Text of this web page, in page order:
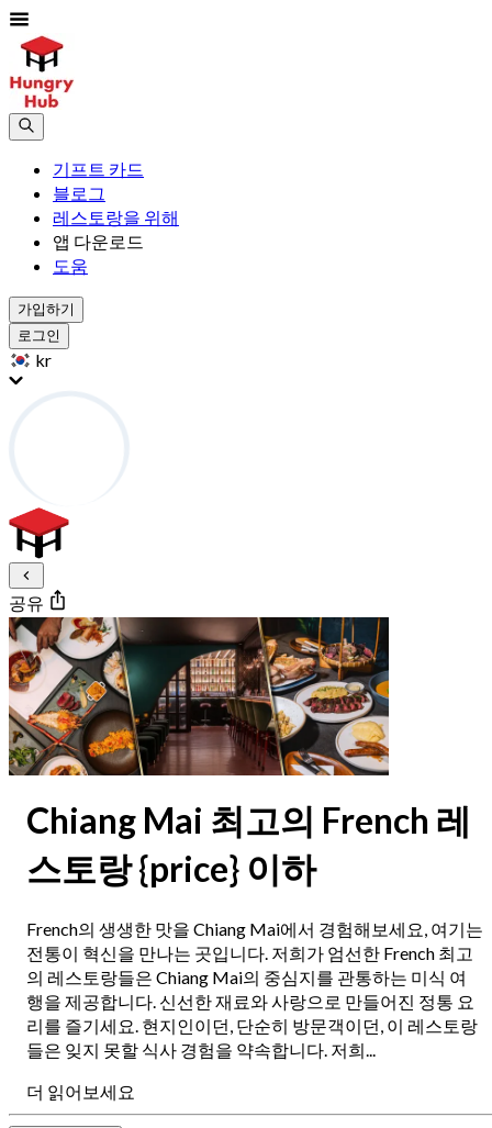
기프트 카드
블로그
레스토랑을 위해
앱 다운로드
도움
가입하기
로그인
kr
공유
Chiang Mai 최고의 French 레
스토랑 {price} 이하
French의 생생한 맛을 Chiang Mai에서 경험해보세요, 여기는
전통이 혁신을 만나는 곳입니다. 저희가 엄선한 French 최고
의 레스토랑들은 Chiang Mai의 중심지를 관통하는 미식 여
행을 제공합니다. 신선한 재료와 사랑으로 만들어진 정통 요
리를 즐기세요. 현지인이던, 단순히 방문객이던, 이 레스토랑
들은 잊지 못할 식사 경험을 약속합니다. 저희...
더 읽어보세요